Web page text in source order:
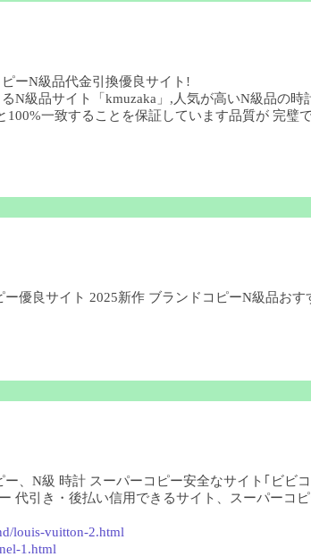
ーN級品代金引換優良サイト!
N級品サイト「kmuzaka」,人気が高いN級品の
一致することを保証しています品質が 完璧
優良サイト 2025新作 ブランドコピーN級品お
、N級 時計 スーパーコピー安全なサイト｢ビビ
代引き・後払い信用できるサイト、スーパーコ
louis-vuitton-2.html
1.html